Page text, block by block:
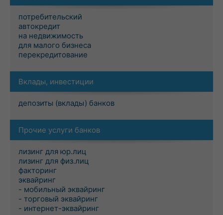
потребительский
автокредит
на недвижимость
для малого бизнеса
перекредитование
Вклады, инвестиции
депозиты (вклады) банков
Прочие услуги банков
лизинг для юр.лиц
лизинг для физ.лиц
факторинг
эквайринг
- мобильный эквайринг
- торговый эквайринг
- интернет-эквайринг